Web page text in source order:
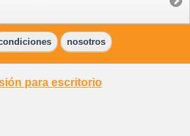
nosotros
para escritorio